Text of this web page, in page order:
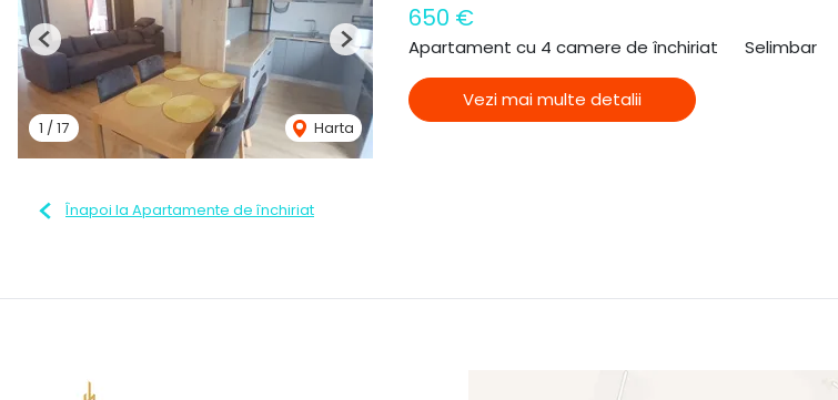
1 /17 Harta
Previous Next
650 €
Apartament cu 4 camere de închiriat Selimbar
Vezi mai multe detalii
Înapoi la Apartamente de închiriat